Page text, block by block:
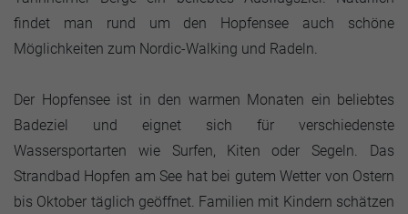
findet man rund um den Hopfensee auch schöne
Möglichkeiten zum Nordic-Walking und Radeln.
Der Hopfensee ist in den warmen Monaten ein beliebtes
Badeziel und eignet sich für verschiedenste
Wassersportarten wie Surfen, Kiten oder Segeln. Das
Strandbad Hopfen am See hat bei gutem Wetter von Ostern
bis Oktober täglich geöffnet. Familien mit Kindern schätzen